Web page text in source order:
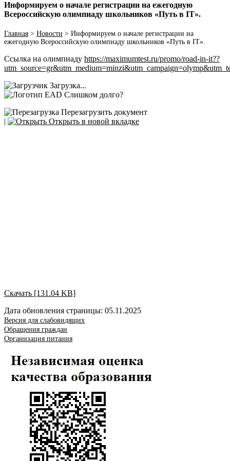
Информируем о начале регистрации на ежегодную
Всероссийскую олимпиаду школьников «Путь в IT».
Главная > Новости > Информируем о начале регистрации на
ежегодную Всероссийскую олимпиаду школьников «Путь в IT».
Ссылка на олимпиаду https://maximumtest.ru/promo/road-in-it??
Загрузка...
Слишком долго?
Перезагрузить документ
|
Открыть в новой вкладке
Скачать [131.04 KB]
Дата обновления страницы: 05.11.2025
Версия для слабовидящих
Обращения граждан
Организация питания